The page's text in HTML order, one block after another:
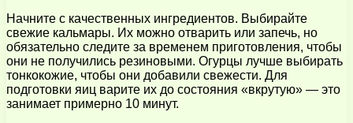
Начните с качественных ингредиентов. Выбирайте
свежие кальмары. Их можно отварить или запечь, но
обязательно следите за временем приготовления, чтобы
они не получились резиновыми. Огурцы лучше выбирать
тонкокожие, чтобы они добавили свежести. Для
подготовки яиц варите их до состояния «вкрутую» — это
занимает примерно 10 минут.